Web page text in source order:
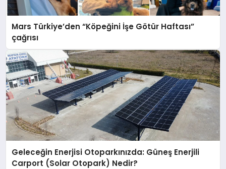
Mars Türkiye’den “Köpeğini İşe Götür Haftası”
çağrısı
Geleceğin Enerjisi Otoparkınızda: Güneş Enerjili
Carport (Solar Otopark) Nedir?